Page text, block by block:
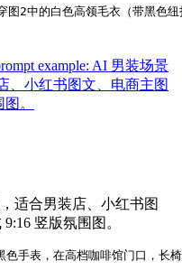
图2中的白色高领毛衣（带黑色
适合男装店、小红书图
竖版氛围图。
手表，在高档咖啡馆门口，长